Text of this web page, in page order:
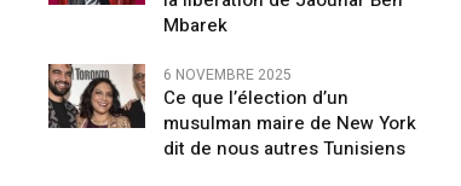
Mbarek
6 NOVEMBRE 2025
Ce que l’élection d’un
musulman maire de New York
dit de nous autres Tunisiens